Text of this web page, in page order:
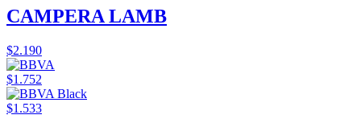
CAMPERA LAMB
$2.190
$1.752
$1.533